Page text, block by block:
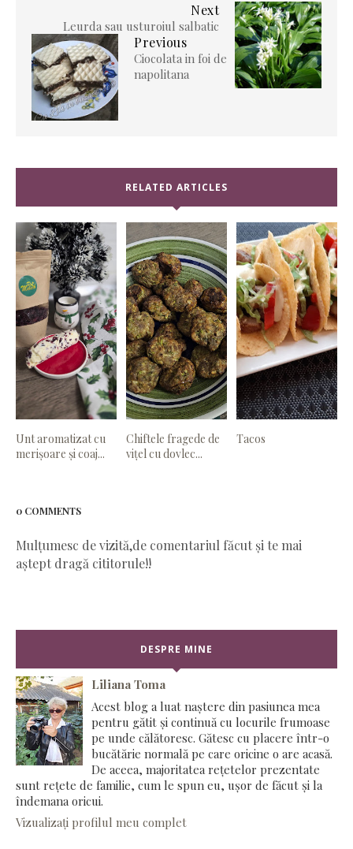
Next
Leurda sau usturoiul salbatic
Previous
Ciocolata in foi de
napolitana
RELATED ARTICLES
Unt aromatizat cu
merișoare și coaj...
Chiftele fragede de
vițel cu dovlec...
Tacos
0 COMMENTS
Mulțumesc de vizită,de comentariul făcut și te mai
aștept dragă cititorule!!
DESPRE MINE
Liliana Toma
Acest blog a luat naștere din pasiunea mea
pentru gătit și continuă cu locurile frumoase
pe unde călătoresc. Gătesc cu placere într-o
bucătărie normală pe care oricine o are acasă.
De aceea, majoritatea rețetelor prezentate
sunt rețete de familie, cum le spun eu, ușor de făcut și la
îndemana oricui.
Vizualizați profilul meu complet